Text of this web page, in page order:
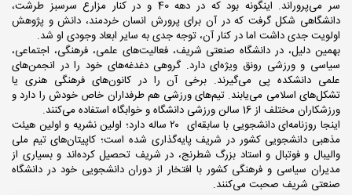
سر می‌پروراند. اینگونه بود که در دهه 40 و در کنار مزارع سرسبز طرشت،
دانشگاهی شکل گرفت که در آن برای پرورش انسان خردمند، دانش و پژوهش
اولویت جدی داشت اما در کنار آن، توجه جدی به سایر ابعاد وجودی او شد.
‌بهمین دلیل، در دانشگاه صنعتی شریف، فعالیت‌های علمی، فرهنگی، اجتماعی،
سیاسی و ورزشی رونق ویژه‌ای دارد. گروهی دغدغه‌های خود را در انجمن‌های
علمی دانشکده پی می‌گیرند. برخی آن را در کانون‌های فرهنگی هنری یا
تشکل‌های اسلامی می‌یابند. تیم‌های ورزشی هم طرفداران خاص خودش را دارد و
ورزشکاران مختلف از 16 سالن ورزشی دانشگاه و خوابگاه استفاده می‌کنند.
اینجا روزنامه‌ای دانشجویی با سابقه‌ای ۲۰ ساله دارد؛ اولین نشریه و اولین هیئت
مذهبی دانشجویی کشور در شریف پایه‌گذاری شده است؛ کاپیتان‌های تیم ملی
والیبال و فوتبال و استاد بزرگ شطرنج، در شریف تحصیل کرده‌اند و بسیاری از
مدیران سیاسی و فرهنگی کشور با افتخار از دوران دانشجویی خود در دانشگاه
صنعتی شریف صحبت می‌کنند.